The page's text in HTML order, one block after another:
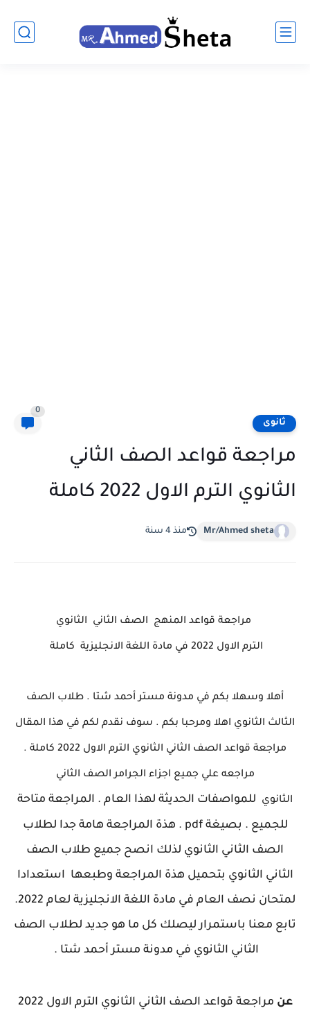
ثانوى
0
مراجعة قواعد الصف الثاني
الثانوي الترم الاول 2022 كاملة
Mr/Ahmed sheta منذ 4 سنة
مراجعة قواعد المنهج الصف الثاني الثانوي
الترم الاول 2022 في مادة اللغة الانجليزية كاملة
أهلا وسهلا بكم في مدونة مستر أحمد شتا . طلاب الصف
الثالث الثانوي اهلا ومرحبا بكم . سوف نقدم لكم في هذا المقال
مراجعة قواعد الصف الثاني الثانوي الترم الاول 2022 كاملة .
مراجعه علي جميع اجزاء الجرامر الصف الثاني
الثانوي للمواصفات الحديثة لهذا العام . المراجعة متاحة
للجميع . بصيغة pdf . هذة المراجعة هامة جدا لطلاب
الصف الثاني الثانوي لذلك انصح جميع طلاب الصف
الثاني الثانوي بتحميل هذة المراجعة وطبعها استعدادا
لمتحان نصف العام في مادة اللغة الانجليزية لعام 2022.
تابع معنا باستمرار ليصلك كل ما هو جديد لطلاب الصف
الثاني الثانوي في مدونة مستر أحمد شتا .
عن مراجعة قواعد الصف الثاني الثانوي الترم الاول 2022